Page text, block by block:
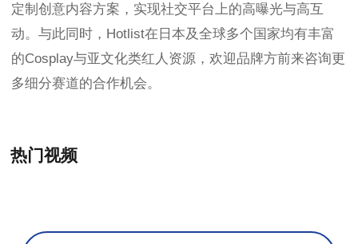
定制创意内容方案，实现社交平台上的高曝光与高互
动。与此同时，Hotlist在日本及全球多个国家均有丰富
的Cosplay与亚文化类红人资源，欢迎品牌方前来咨询更
多细分赛道的合作机会。
热门视频